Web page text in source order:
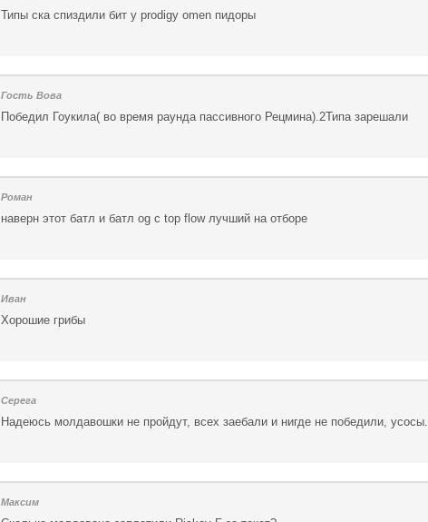
Типы ска спиздили бит у prodigy omen пидоры
Гость Вова
Победил Гоукила( во время раунда пассивного Рецмина).2Типа зарешали
Роман
наверн этот батл и батл og c top flow лучший на отборе
Иван
Хорошие грибы
Серега
Надеюсь молдавошки не пройдут, всех заебали и нигде не победили, усосы.
Максим